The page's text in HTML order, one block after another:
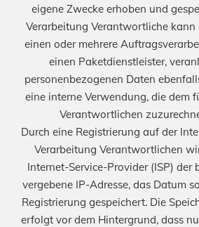
eigene Zwecke erhoben und
Verarbeitung Verantwortliche
einen oder mehrere
einen Paketdienstleister,
personenbezogenen Daten
eine interne Verwendung, die dem
Verantwortlichen
Durch eine Registrierung auf der
Verarbeitung Verantwortlichen
Internet-Service-Provider (ISP) der
vergebene IP-Adresse, das Datum
Registrierung gespeichert. Die
erfolgt vor dem Hintergrund, dass